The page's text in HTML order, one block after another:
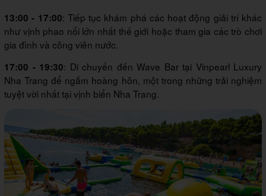
13:00 - 17:00: Tiếp tục khám phá các hoạt động giải trí khác
như vịnh phao nổi lớn nhất thế giới hoặc tham gia các trò chơi
gia đình và công viên nước.
17:00 - 19:30: Di chuyển đến Wave Bar tại Vinpearl Luxury
Nha Trang để ngắm hoàng hôn, một trong những trải nghiệm
tuyệt vời nhất tại vịnh biển Nha Trang.